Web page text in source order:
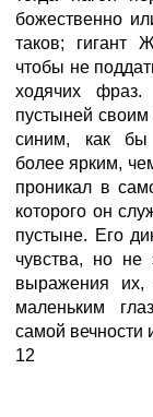
божественно
таков; гигант
чтобы не
ходячих
пустыней
синим, как бы
более ярким,
проникал в
которого он
пустыне. Его
чувства, но
выражения их,
маленьким
самой
12